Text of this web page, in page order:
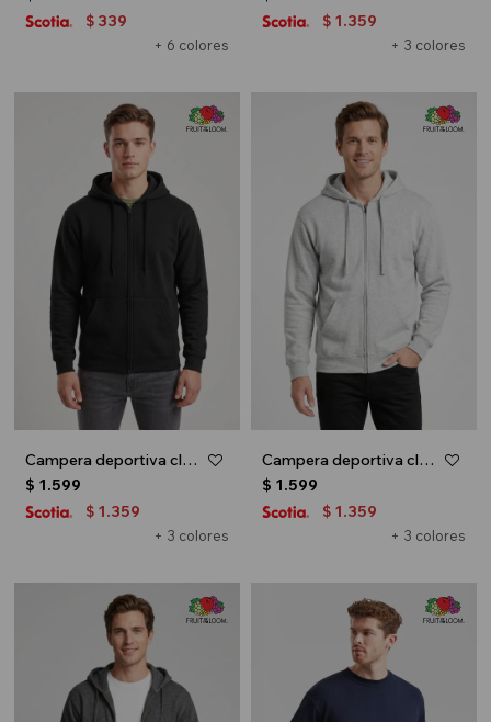
+ 6 colores
$ 339
+ 3 colores
$ 1.359
Campera deportiva clásica con capucha - UNISEX - Negro
+ 3 colores
$ 1.599
$ 1.359
Campera deportiva clásica con capucha - UNISEX - Gris melange claro
+ 3 colores
$ 1.599
$ 1.359